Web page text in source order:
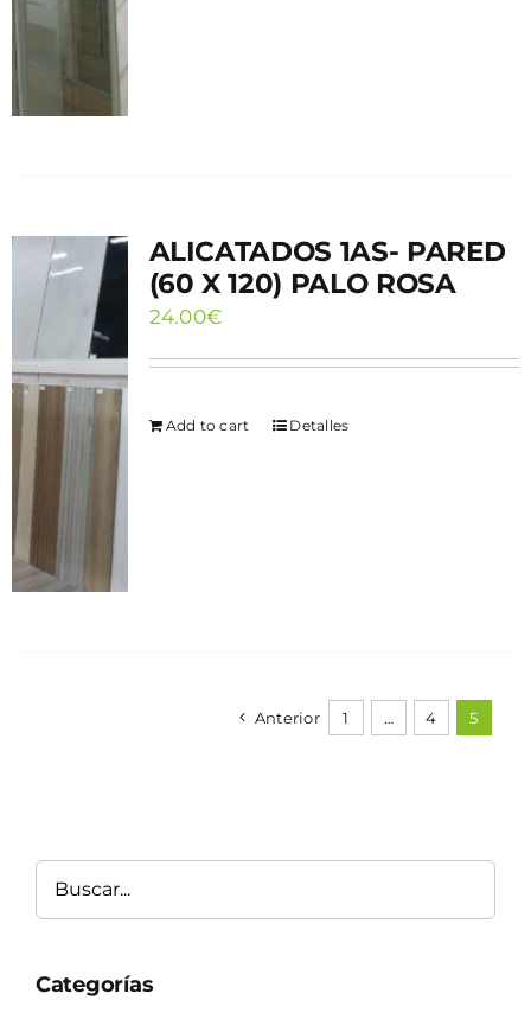
ALICATADOS 1AS- PARED
(60 X 120) PALO ROSA
24.00€
Add to cart Detalles
Anterior 1 … 4 5
Buscar
Categorías